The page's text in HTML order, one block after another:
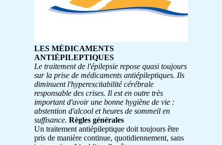
LES MÉDICAMENTS
ANTIÉPILEPTIQUES
Le traitement de l'épilepsie repose quasi toujours
sur la prise de médicaments antiépileptiques. Ils
diminuent l'hyperexcitabilité cérébrale
responsable des crises. Il est en outre très
important d'avoir une bonne hygiène de vie :
abstention d'alcool et heures de sommeil en
suffisance. Règles générales
Un traitement antiépileptique doit toujours être
pris de manière continue, quotidiennement, sans